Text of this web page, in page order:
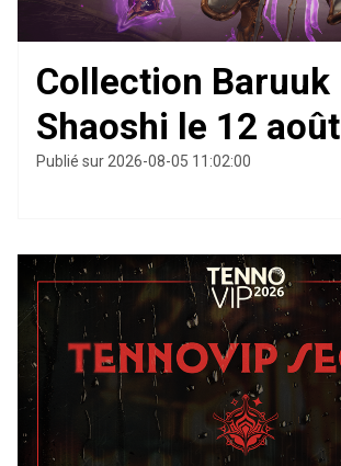
Collection Baruuk
Shaoshi le 12 août
Publié sur 2026-08-05 11:02:00